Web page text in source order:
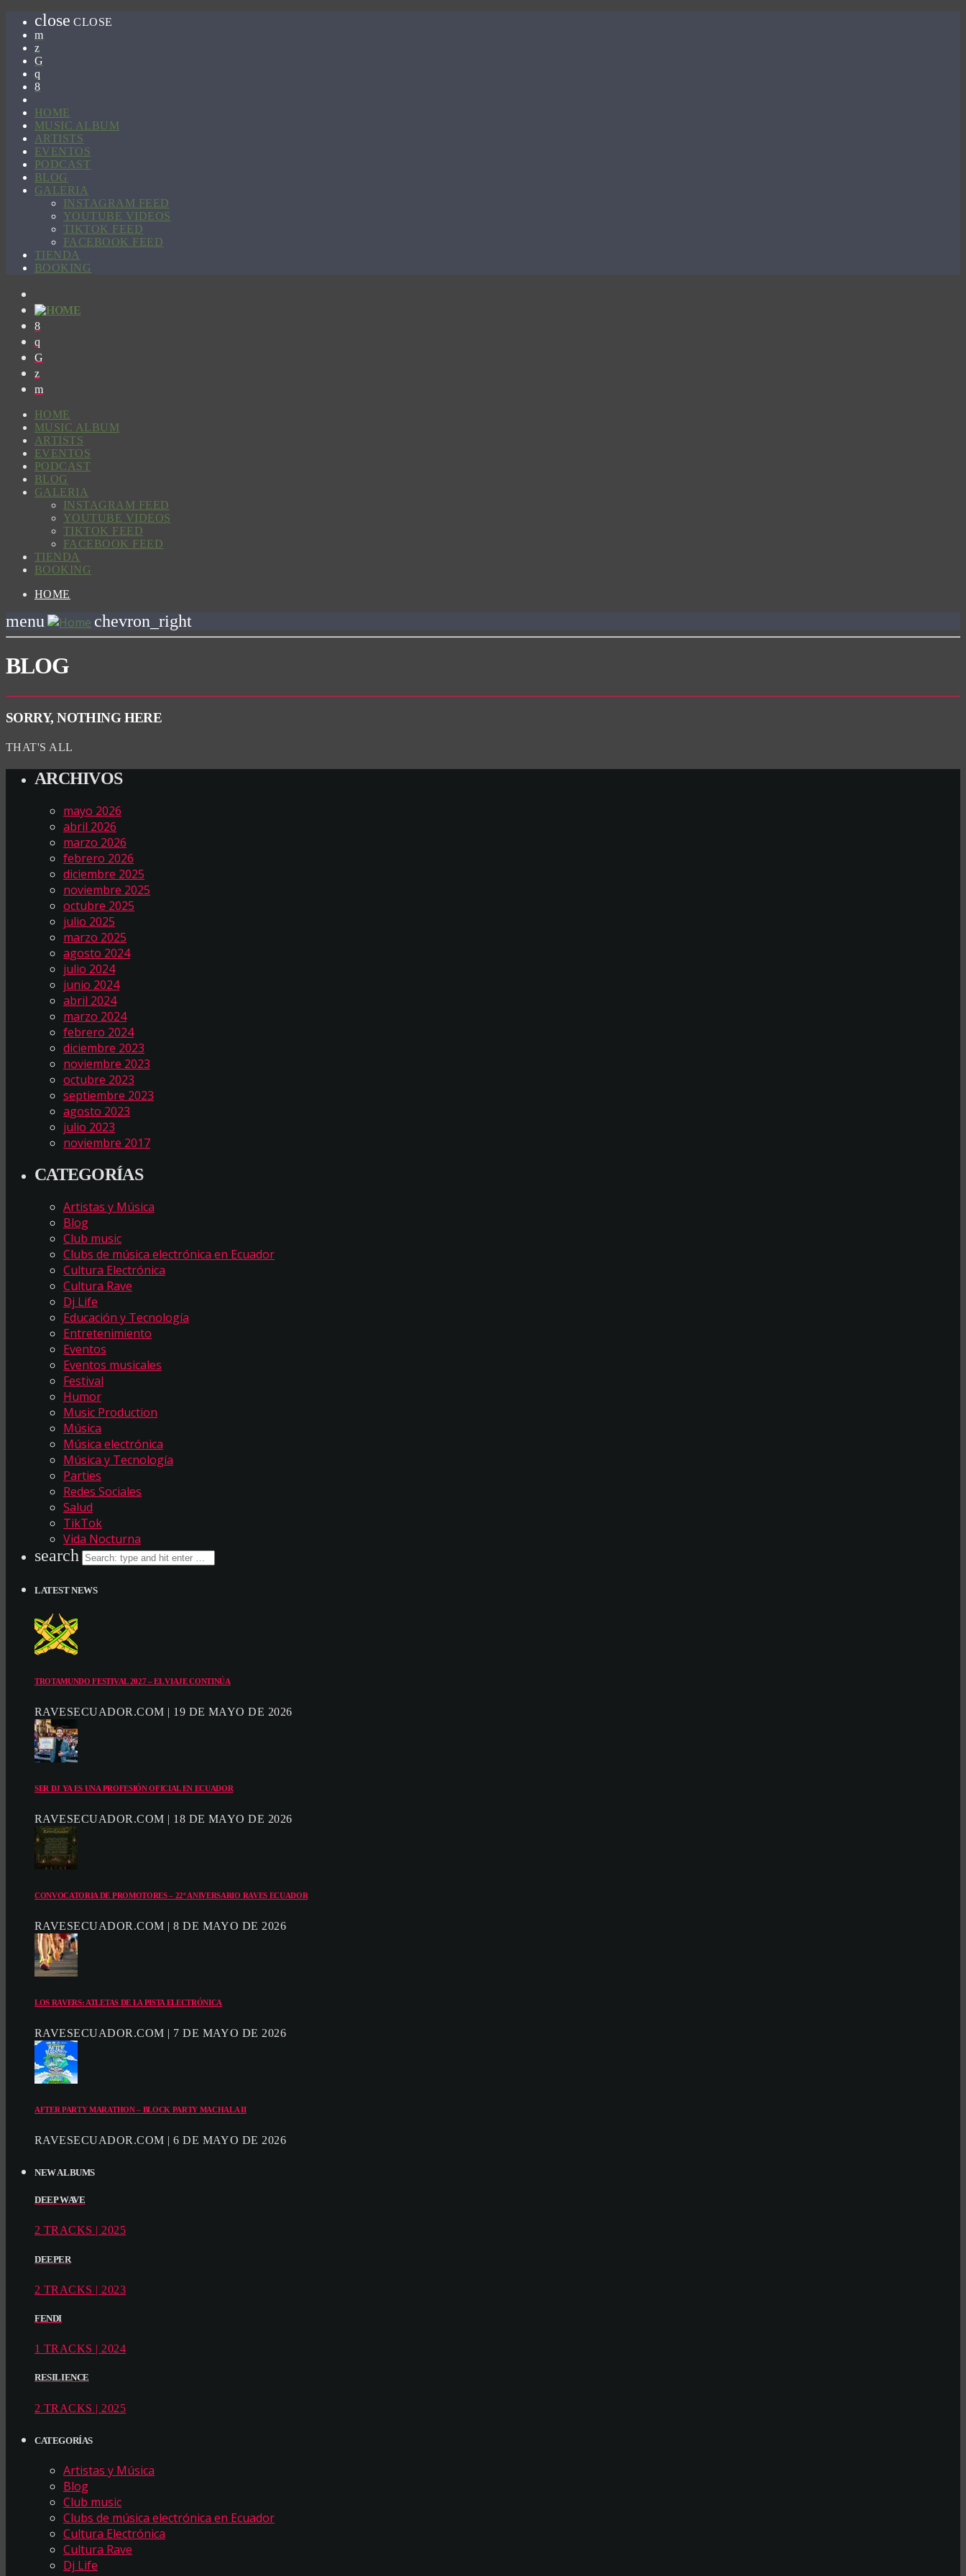
close CLOSE
HOME
MUSIC ALBUM
ARTISTS
EVENTOS
PODCAST
BLOG
GALERIA
INSTAGRAM FEED
YOUTUBE VIDEOS
TIKTOK FEED
FACEBOOK FEED
TIENDA
BOOKING
HOME
MUSIC ALBUM
ARTISTS
EVENTOS
PODCAST
BLOG
GALERIA
INSTAGRAM FEED
YOUTUBE VIDEOS
TIKTOK FEED
FACEBOOK FEED
TIENDA
BOOKING
HOME
menu chevron_right
BLOG
SORRY, NOTHING HERE
THAT'S ALL
ARCHIVOS
mayo 2026
abril 2026
marzo 2026
febrero 2026
diciembre 2025
noviembre 2025
octubre 2025
julio 2025
marzo 2025
agosto 2024
julio 2024
junio 2024
abril 2024
marzo 2024
febrero 2024
diciembre 2023
noviembre 2023
octubre 2023
septiembre 2023
agosto 2023
julio 2023
noviembre 2017
CATEGORÍAS
Artistas y Música
Blog
Club music
Clubs de música electrónica en Ecuador
Cultura Electrónica
Cultura Rave
Dj Life
Educación y Tecnología
Entretenimiento
Eventos
Eventos musicales
Festival
Humor
Music Production
Música
Música electrónica
Música y Tecnología
Parties
Redes Sociales
Salud
TikTok
Vida Nocturna
search
LATEST NEWS
TROTAMUNDO FESTIVAL 2027 – EL VIAJE CONTINÚA
RAVESECUADOR.COM | 19 DE MAYO DE 2026
SER DJ YA ES UNA PROFESIÓN OFICIAL EN ECUADOR
RAVESECUADOR.COM | 18 DE MAYO DE 2026
CONVOCATORIA DE PROMOTORES – 22º ANIVERSARIO RAVES ECUADOR
RAVESECUADOR.COM | 8 DE MAYO DE 2026
LOS RAVERS: ATLETAS DE LA PISTA ELECTRÓNICA
RAVESECUADOR.COM | 7 DE MAYO DE 2026
AFTER PARTY MARATHON – BLOCK PARTY MACHALA II
RAVESECUADOR.COM | 6 DE MAYO DE 2026
NEW ALBUMS
DEEP WAVE
2 TRACKS | 2025
DEEPER
2 TRACKS | 2023
FENDI
1 TRACKS | 2024
RESILIENCE
2 TRACKS | 2025
CATEGORÍAS
Artistas y Música
Blog
Club music
Clubs de música electrónica en Ecuador
Cultura Electrónica
Cultura Rave
Dj Life